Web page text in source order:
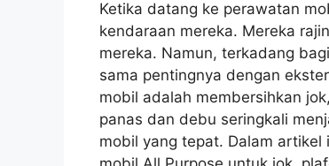
Ketika datang ke perawatan
kendaraan mereka. Mereka
mereka. Namun, terkadang
sama pentingnya dengan
mobil adalah membersihkan
panas dan debu seringkali
mobil yang tepat. Dalam